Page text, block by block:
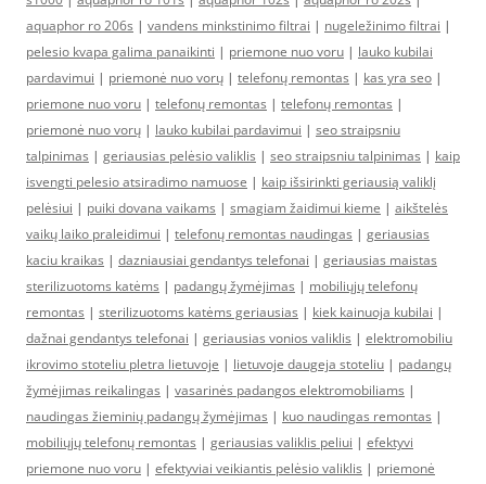
aquaphor ro 206s | vandens minkstinimo filtrai | nugeležinimo filtrai |
pelesio kvapa galima panaikinti | priemone nuo voru | lauko kubilai
pardavimui | priemonė nuo vorų | telefonų remontas | kas yra seo |
priemone nuo voru | telefonų remontas | telefonų remontas |
priemonė nuo vorų | lauko kubilai pardavimui | seo straipsniu
talpinimas | geriausias pelėsio valiklis | seo straipsniu talpinimas | kaip
isvengti pelesio atsiradimo namuose | kaip išsirinkti geriausią valiklį
pelėsiui | puiki dovana vaikams | smagiam žaidimui kieme | aikštelės
vaikų laiko praleidimui | telefonų remontas naudingas | geriausias
kaciu kraikas | dazniausiai gendantys telefonai | geriausias maistas
sterilizuotoms katėms | padangų žymėjimas | mobiliųjų telefonų
remontas | sterilizuotoms katėms geriausias | kiek kainuoja kubilai |
dažnai gendantys telefonai | geriausias vonios valiklis | elektromobiliu
ikrovimo stoteliu pletra lietuvoje | lietuvoje daugeja stoteliu | padangų
žymėjimas reikalingas | vasarinės padangos elektromobiliams |
naudingas žieminių padangų žymėjimas | kuo naudingas remontas |
mobiliųjų telefonų remontas | geriausias valiklis peliui | efektyvi
priemone nuo voru | efektyviai veikiantis pelėsio valiklis | priemonė